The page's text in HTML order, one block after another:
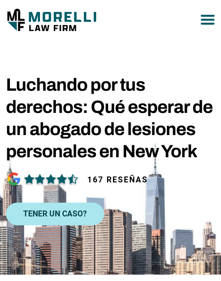
Luchando por tus
derechos: Qué esperar de
un abogado de lesiones
personales en New York
167 RESEÑAS
TENER UN CASO?